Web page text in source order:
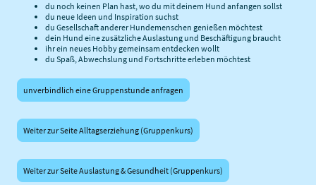
du noch keinen Plan hast, wo du mit deinem Hund anfangen sollst
du neue Ideen und Inspiration suchst
du Gesellschaft anderer Hundemenschen genießen möchtest
dein Hund eine zusätzliche Auslastung und Beschäftigung braucht
ihr ein neues Hobby gemeinsam entdecken wollt
du Spaß, Abwechslung und Fortschritte erleben möchtest
unverbindlich eine Gruppenstunde anfragen
Weiter zur Seite Alltagserziehung (Gruppenkurs)
Weiter zur Seite Auslastung & Gesundheit (Gruppenkurs)